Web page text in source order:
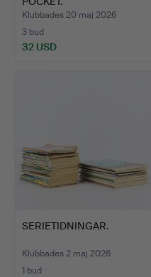
Klubbades 20 maj 2026
3 bud
32 USD
SERIETIDNINGAR.
Klubbades 2 maj 2026
1 bud